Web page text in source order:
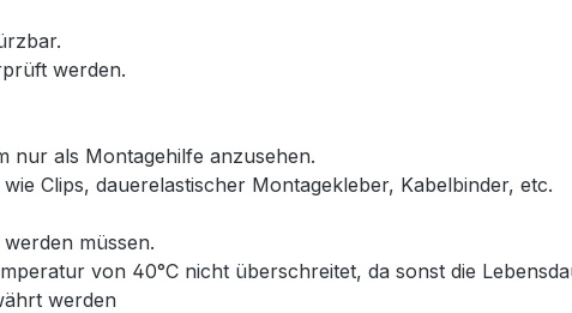
werden.
nur als Montagehilfe anzusehen.
Clips, dauerelastischer Montagekleber, Kabelbinder, etc.
müssen.
von 40°C nicht überschreitet, da sonst die
werden